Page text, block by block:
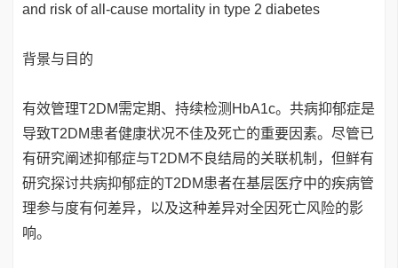
and risk of all-cause mortality in type 2 diabetes
背景与目的
有效管理T2DM需定期、持续检测HbA1c。共病抑郁症是
导致T2DM患者健康状况不佳及死亡的重要因素。尽管已
有研究阐述抑郁症与T2DM不良结局的关联机制，但鲜有
研究探讨共病抑郁症的T2DM患者在基层医疗中的疾病管
理参与度有何差异，以及这种差异对全因死亡风险的影
响。